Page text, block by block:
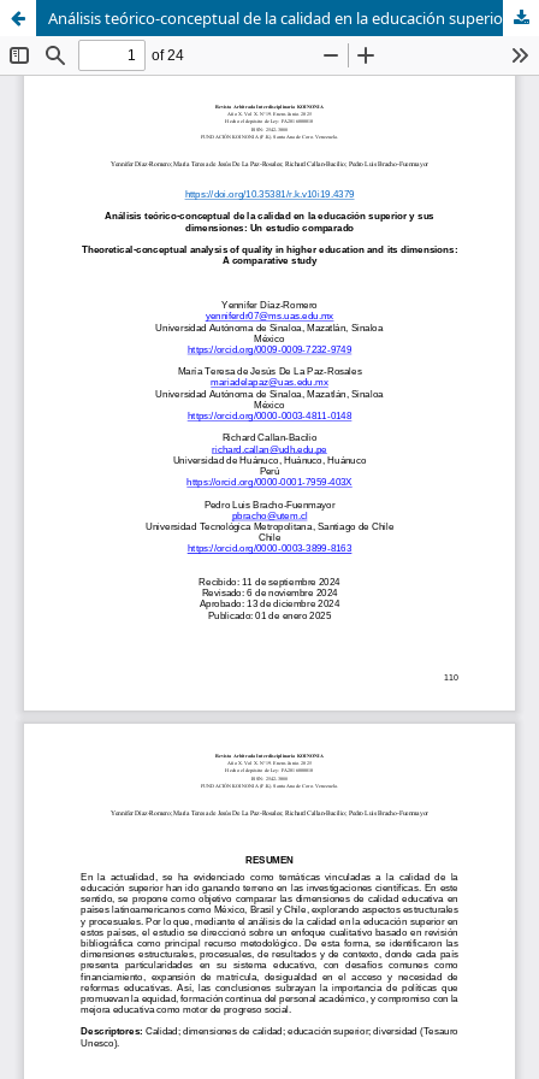
Análisis teórico-conceptual de la calidad en la educación superior y sus dimensiones: Un estudio comparado